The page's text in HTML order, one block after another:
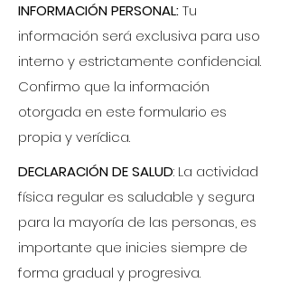
INFORMACIÓN PERSONAL:Tu
información será exclusiva para uso
interno y estrictamente confidencial.
Confirmo que la información
otorgada en este formulario es
propia y verídica.
DECLARACIÓN DE SALUD: La actividad
física regular es saludable y segura
para la mayoría de las personas, es
importante que inicies siempre de
forma gradual y progresiva.